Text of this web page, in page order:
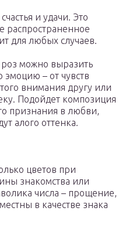
и удачи. Это
распространенное
для любых случаев.
роз можно выразить
– от чувств
внимания другу или
Подойдет композиция
признания в любви,
алого оттенка.
цветов при
знакомства или
числа – прощение,
в качестве знака